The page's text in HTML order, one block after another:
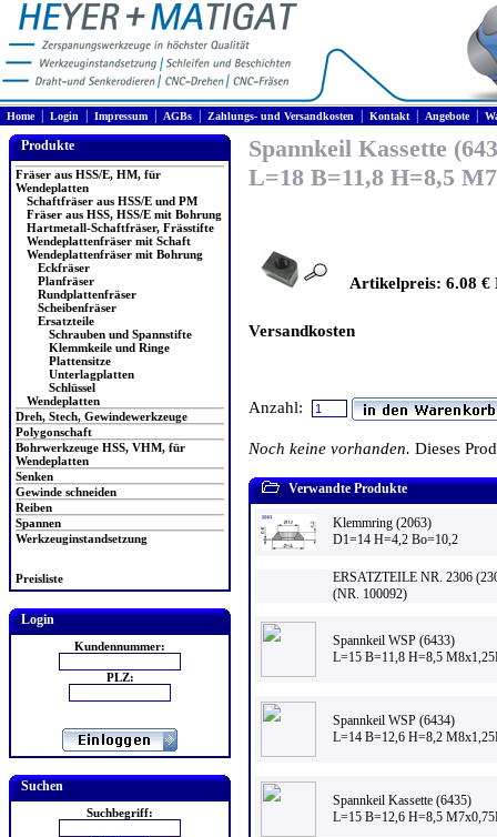
Home| Login Impressum AGBs Zahlungs- und Versandkosten Kontakt| Angebote|
Produkte
Fräser aus HSS/E, HM, für
Wendeplatten
Schaftfräser aus HSS/E und PM
Fräser aus HSS, HSS/E mit Bohrung
Hartmetall-Schaftfräser, Frässtifte
Wendeplattenfräser mit Schaft
Wendeplattenfräser mit Bohrung
Eckfräser
Planfräser
Rundplattenfräser
Scheibenfräser
Ersatzteile
Schrauben und Spannstifte
Klemmkeile und Ringe
Plattensitze
Unterlagplatten
Schlüssel
Wendeplatten
Dreh, Stech, Gewindewerkzeuge
Polygonschaft
Bohrwerkzeuge HSS, VHM, für
Wendeplatten
Senken
Gewinde schneiden
Reiben
Spannen
Werkzeuginstandsetzung
Preisliste
Login
Kundennummer:
PLZ:
Suchen
Suchbegriff:
Spannkeil Kassette
L=18 B=11,8 H=8,5
Artikelpreis: 6.08 €
Versandkosten
Anzahl:
Noch keine vorhanden. Dieses
Verwandte Produkte
Klemmring (2063)
D1=14 H=4,2 Bo=10,2
ERSATZTEILE NR. 2306
(NR. 100092)
Spannkeil WSP (6433)
L=15 B=11,8 H=8,5
Spannkeil WSP (6434)
L=14 B=12,6 H=8,2
Spannkeil Kassette (6435)
L=15 B=12,6 H=8,5